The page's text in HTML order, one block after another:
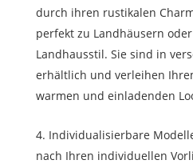
durch ihren rustikalen
perfekt zu Landhäusern
Landhausstil. Sie sind in
erhältlich und verleihen
warmen und einladenden
Individualisierbare
nach Ihren individuellen